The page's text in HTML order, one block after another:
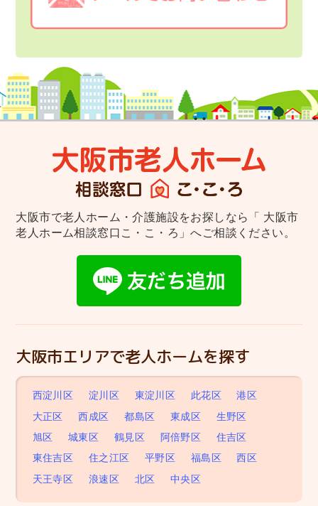
大阪市で老人ホーム・介護施設をお探しなら
「 大阪市
老人ホーム相談窓口こ・こ・ろ」へご相談ください。
大阪市エリアで老人ホームを探す
西淀川区 淀川区 東淀川区 此花区
港区
大正区
西成区 都島区 東成区
生野区
旭区
城東区 鶴見区 阿倍野区
住吉区
東住吉区
住之江区 平野区 福島区
西区
天王寺区
浪速区 北区 中央区